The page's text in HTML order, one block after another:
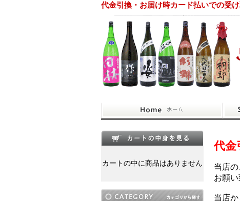
代金引換・お届け時カード払いでの受
カートの中に商品はありません
代金
当店
お願
当店